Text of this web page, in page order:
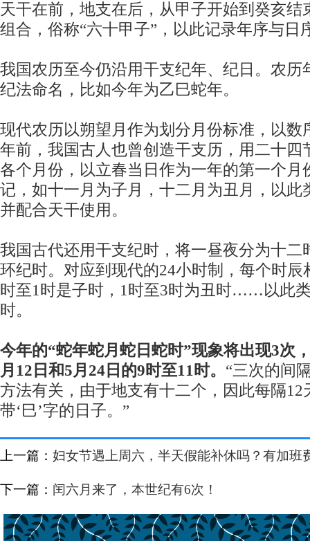
天干在前，地支在后，从甲子开始到癸亥结
组合，俗称“六十甲子”，以此记录年序与日
我国农历至今仍沿用干支纪年、纪日。农历
纪法命名，比如今年为乙巳蛇年。
现代农历以朔望月作为划分月份标准，以数
年前，我国古人也曾创造干支历，用二十四
各个月份，以立春当日作为一年的第一个月
记，如十一月为子月，十二月为丑月，以此
并配合天干使用。
我国古代还用干支纪时，将一昼夜分为十二
环纪时。对应到现代的24小时制，每个时辰
时至1时是子时，1时至3时为丑时……以此
时。
今年的“蛇年蛇月蛇日蛇时”现象将出现3次
月12日和5月24日的9时至11时。 “三次的间
方法有关，由于地支有十二个，因此每隔12
带‘巳’字的日子。”
上一篇： 妇女节遇上周六，半天假能补休吗？有加班
下一篇： 闰六月来了，本世纪有6次！